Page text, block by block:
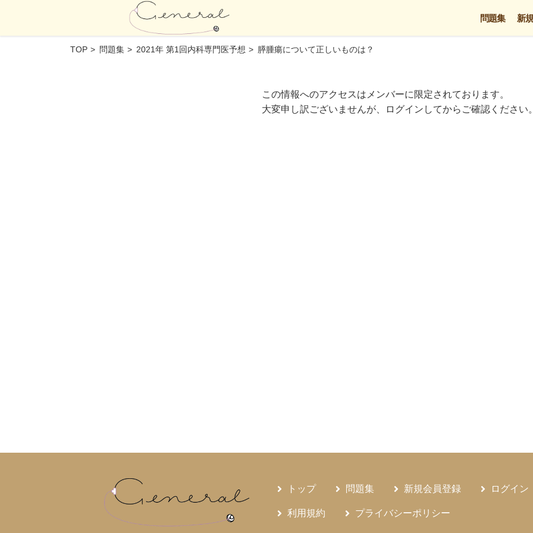
問題集 新
TOP 問題集 2021年 第1回内科専門医予想 膵腫瘍について正しいものは？
この情報へのアクセスはメンバーに限定されております。
大変申し訳ございませんが、ログインしてからご確認ください。
トップ 問題集 新規会員登録 ログイン
利用規約 プライバシーポリシー